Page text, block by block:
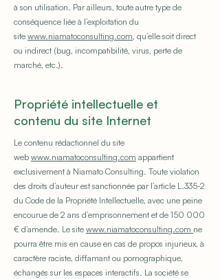
à son utilisation. Par ailleurs, toute autre type de
conséquence liée à l’exploitation du
site www.niamatoconsulting.com, qu’elle soit direct
ou indirect (bug, incompatibilité, virus, perte de
marché, etc.).
Propriété intellectuelle et
contenu du site Internet
Le contenu rédactionnel du site
web www.niamatoconsulting.com appartient
exclusivement à Niamato Consulting. Toute violation
des droits d’auteur est sanctionnée par l’article L.335-2
du Code de la Propriété Intellectuelle, avec une peine
encourue de 2 ans d’emprisonnement et de 150 000
€ d’amende. Le site www.niamatoconsulting.com ne
pourra être mis en cause en cas de propos injurieux, à
caractère raciste, diffamant ou pornographique,
échangés sur les espaces interactifs. La société se